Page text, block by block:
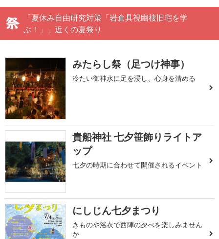
「夏休み自由研究対策「岩倉具視幽棲旧宅を学
ぶ！」」近くの夏祭り
みたらし祭（足つけ神事）
冷たい御神水に足を浸し、心身を清める
貴船神社 七夕笹飾りライトア
ップ
七夕の時期に合わせて開催されるイベント
にしじん七夕まつり
きものや浴衣で西陣の夕べを楽しみません
か